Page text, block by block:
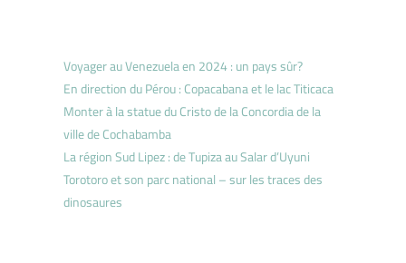
Voyager au Venezuela en 2024 : un pays sûr?
En direction du Pérou : Copacabana et le lac Titicaca
Monter à la statue du Cristo de la Concordia de la
ville de Cochabamba
La région Sud Lipez : de Tupiza au Salar d’Uyuni
Torotoro et son parc national – sur les traces des
dinosaures